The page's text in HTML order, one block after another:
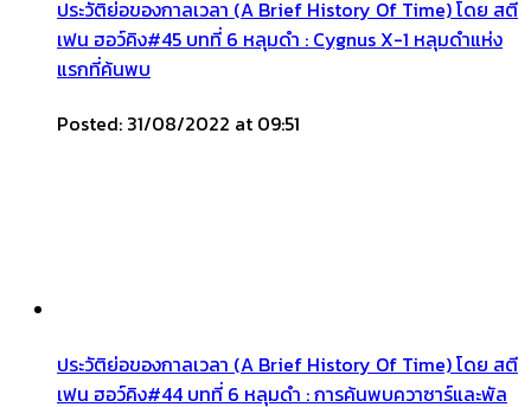
ประวัติย่อของกาลเวลา (A Brief History Of Time) โดย สตี
เฟน ฮอว์คิง#45 บทที่ 6 หลุมดำ : Cygnus X-1 หลุมดำแห่ง
แรกที่ค้นพบ
Posted: 31/08/2022 at 09:51
ประวัติย่อของกาลเวลา (A Brief History Of Time) โดย สตี
เฟน ฮอว์คิง#44 บทที่ 6 หลุมดำ : การค้นพบควาซาร์และพัล